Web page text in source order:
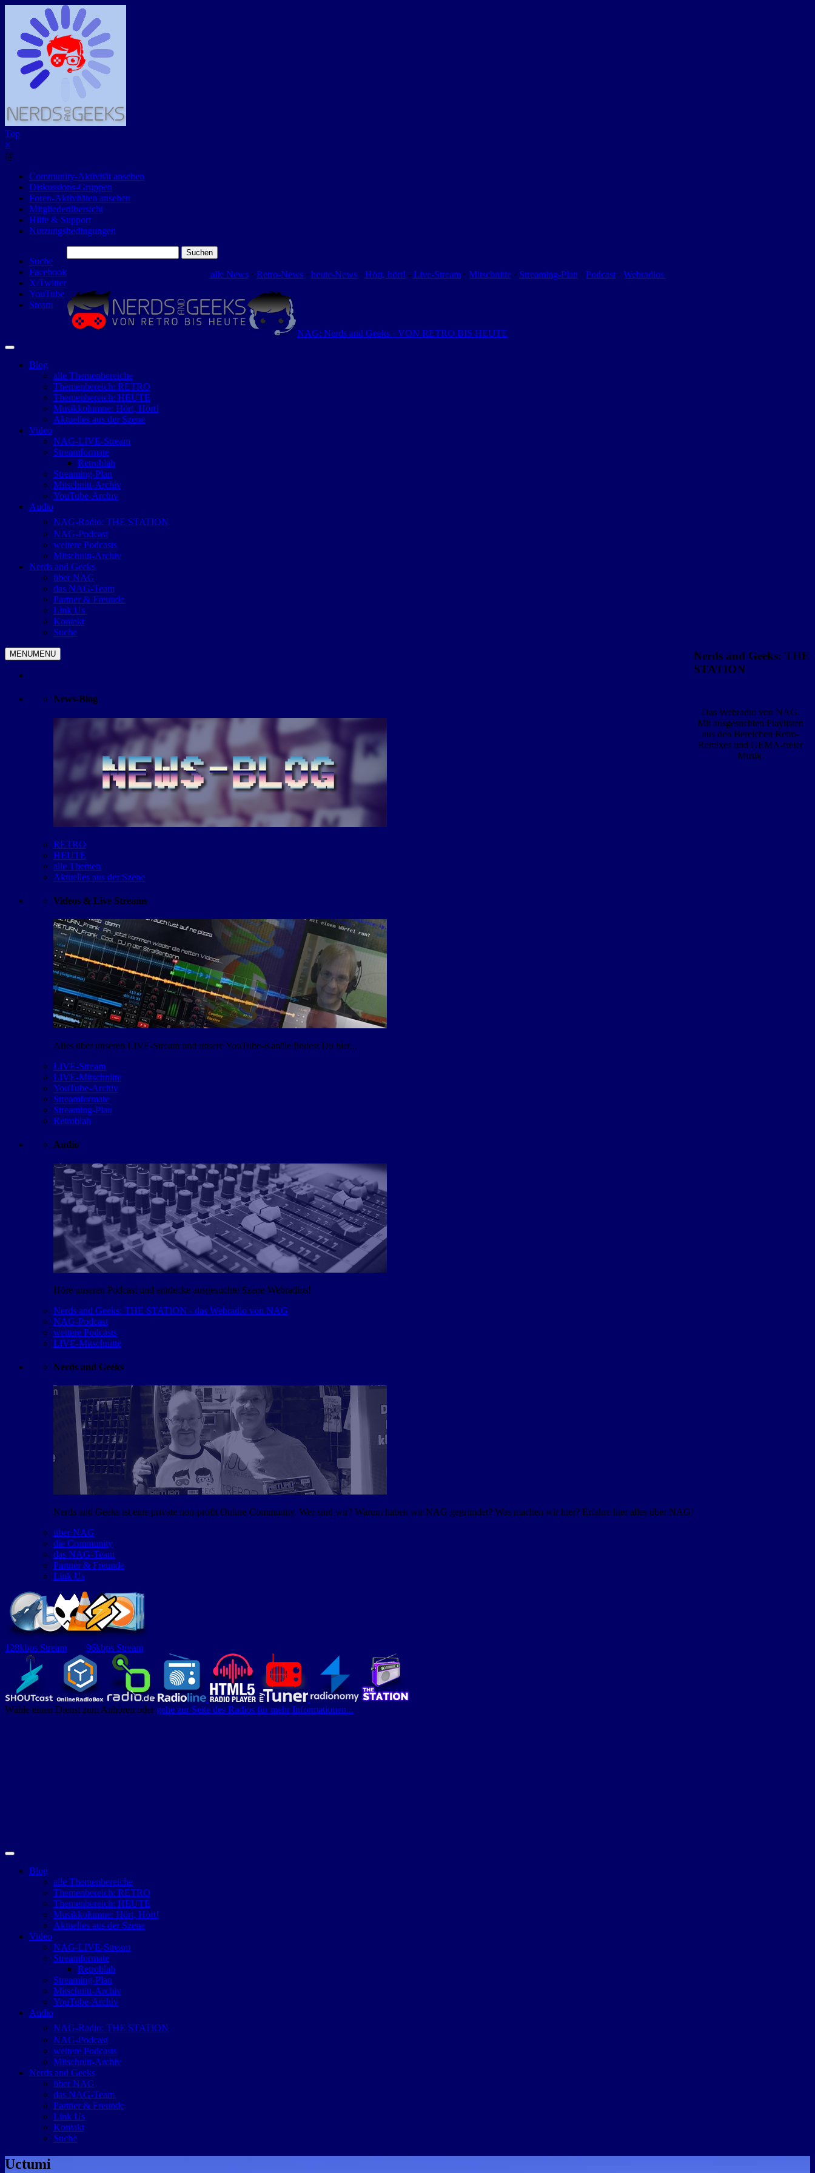
Top
×
@
Community-Aktivität ansehen
Diskussions-Gruppen
Foren-Aktivitäten ansehen
Mitgliederübersicht
Hilfe & Support
Nutzungsbedingungen
Suche
Facebook
X/Twitter
YouTube
Steam
nach:
alle News ⋅ Retro-News ⋅ heute-News ⋅ Hört, hört! - Live-Stream ⋅ Mitschnitte ⋅ Streaming-Plan ⋅ Podcast ⋅ Webradios
NAG: Nerds and Geeks · VON RETRO BIS HEUTE
Blog
alle Themenbereiche
Themenbereich: RETRO
Themenbereich: HEUTE
Musikkolumne: Hört, Hört!
Aktuelles aus der Szene
Video
NAG-LIVE-Stream
Streamformate
Retroblah
Streaming-Plan
Mitschnitt-Archiv
YouTube-Archiv
Audio
NAG-Radio: THE STATION
NAG-Podcast
weitere Podcasts
Mitschnitt-Archiv
Nerds and Geeks
über NAG
das NAG-Team
Partner & Freunde
Link Us
Kontakt
Suche
MENUMENU
News-Blog
RETRO
HEUTE
alle Themen
Aktuelles aus der Szene
Videos & Live Streams
Alles über unseren LIVE-Stream und unsere YouTube-Kanäle findest Du hier...
LIVE-Stream
LIVE-Mitschnitte
YouTube-Archiv
Streamformate
Streaming-Plan
Retroblah
Audio
Höre unseren Podcast und entdecke ausgesuchte Szene-Webradios!
Nerds and Geeks: THE STATION - das Webradio von NAG
NAG-Podcast
weitere Podcasts
LIVE-Mitschnitte
Nerds and Geeks
Nerds and Geeks ist eine private non-profit Online-Community. Wer sind wir? Warum haben wir NAG gegründet? Was machen wir hier? Erfahre hier alles über NAG!
über NAG
die Community
das NAG-Team
Partner & Freunde
Link Us
Nerds and Geeks: THE
STATION
Das Webradio von NAG.
Mit ausgesuchten Playlisten
aus den Bereichen Retro-
Remixes und GEMA-freier
Musik.
128kbps Stream 96kbps Stream
Wähle einen Dienst zum Anhören oder gehe zur Seite des Radios für mehr Informationen...
Blog
alle Themenbereiche
Themenbereich: RETRO
Themenbereich: HEUTE
Musikkolumne: Hört, Hört!
Aktuelles aus der Szene
Video
NAG-LIVE-Stream
Streamformate
Retroblah
Streaming-Plan
Mitschnitt-Archiv
YouTube-Archiv
Audio
NAG-Radio: THE STATION
NAG-Podcast
weitere Podcasts
Mitschnitt-Archiv
Nerds and Geeks
über NAG
das NAG-Team
Partner & Freunde
Link Us
Kontakt
Suche
Uctumi